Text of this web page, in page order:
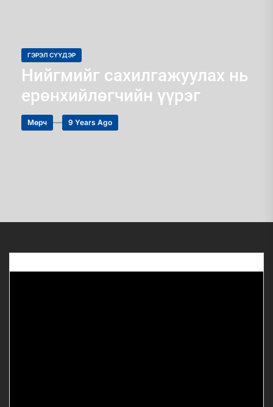
ГЭРЭЛ СҮҮДЭР
Нийгмийг сахилгажуулах нь
ерөнхийлөгчийн үүрэг
Мөрч 9 Years Ago